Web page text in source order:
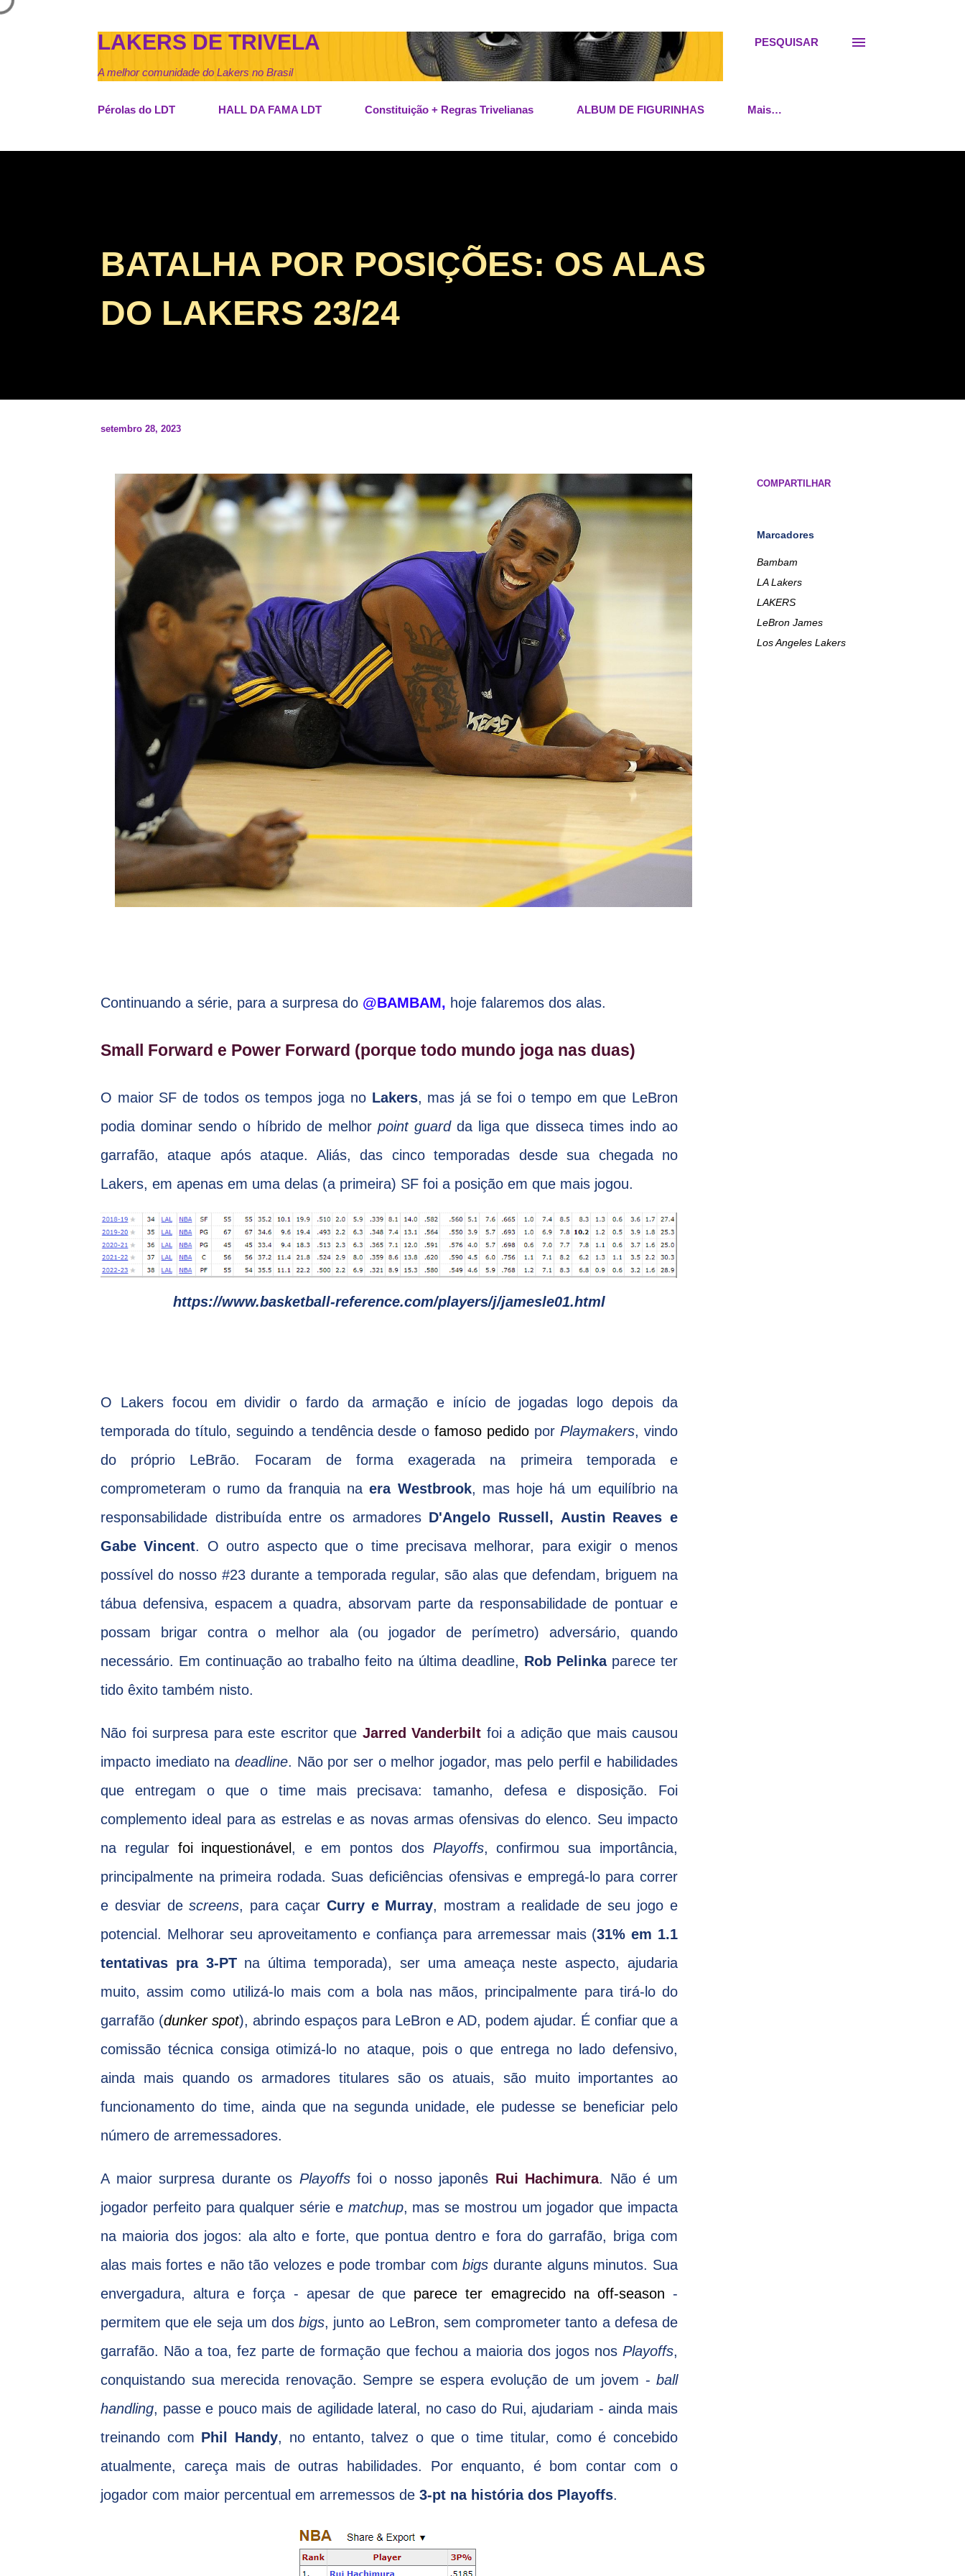
LAKERS DE TRIVELA
A melhor comunidade do Lakers no Brasil
PESQUISAR
Pérolas do LDT HALL DA FAMA LDT Constituição + Regras Trivelianas ALBUM DE FIGURINHAS Mais…
BATALHA POR POSIÇÕES: OS ALAS
DO LAKERS 23/24
setembro 28, 2023
Continuando a série, para a surpresa do @BAMBAM, hoje falaremos dos alas.
Small Forward e Power Forward (porque todo mundo joga nas duas)
O maior SF de todos os tempos joga no Lakers, mas já se foi o tempo em que LeBron
podia dominar sendo o híbrido de melhor point guardda liga que disseca times indo ao
garrafão, ataque após ataque. Aliás, das cinco temporadas desde sua chegada no
Lakers, em apenas em uma delas (a primeira) SF foi a posição em que mais jogou.
https://www.basketball-reference.com/players/j/jamesle01.html
O Lakers focou em dividir o fardo da armação e início de jogadas logo depois da
temporada do título, seguindo a tendência desde ofamoso pedido por Playmakers, vindo
do próprio LeBrão. Focaram de forma exagerada na primeira temporada e
comprometeram o rumo da franquia naera Westbrook, mas hoje há um equilíbrio na
responsabilidade distribuída entre os armadores D'Angelo Russell, Austin Reaves e
Gabe Vincent. O outro aspecto que o time precisava melhorar, para exigir o menos
possível do nosso #23 durante a temporada regular, são alas que defendam, briguem na
tábua defensiva, espacem a quadra, absorvam parte da responsabilidade de pontuar e
possam brigar contra o melhor ala (ou jogador de perímetro) adversário, quando
necessário. Em continuação ao trabalho feito na última deadline, Rob Pelinkaparece ter
tido êxito também nisto.
Não foi surpresa para este escritor que Jarred Vanderbilt foi a adição que mais causou
impacto imediato na deadline. Não por ser o melhor jogador, mas pelo perfil e habilidades
que entregam o que o time mais precisava: tamanho, defesa e disposição. Foi
complemento ideal para as estrelas e as novas armas ofensivas do elenco. Seu impacto
na regular foi inquestionável , e em pontos dos Playoffs, confirmou sua importância,
principalmente na primeira rodada. Suas deficiências ofensivas e empregá-lo para correr
e desviar descreens, para caçar Curry e Murray, mostram a realidade de seu jogo e
potencial. Melhorar seu aproveitamento e confiança para arremessar mais (31% em 1.1
tentativas pra 3-PTna última temporada), ser uma ameaça neste aspecto, ajudaria
muito, assim como utilizá-lo mais com a bola nas mãos, principalmente para tirá-lo do
garrafão (dunker spot), abrindo espaços para LeBron e AD, podem ajudar. É confiar que a
comissão técnica consiga otimizá-lo no ataque, pois o que entrega no lado defensivo,
ainda mais quando os armadores titulares são os atuais, são muito importantes ao
funcionamento do time, ainda que na segunda unidade, ele pudesse se beneficiar pelo
número de arremessadores.
A maior surpresa durante os Playoffsfoi o nosso japonês Rui Hachimura. Não é um
jogador perfeito para qualquer série e matchup, mas se mostrou um jogador que impacta
na maioria dos jogos: ala alto e forte, que pontua dentro e fora do garrafão, briga com
alas mais fortes e não tão velozes e pode trombar combigs durante alguns minutos. Sua
envergadura, altura e força - apesar de que parece ter emagrecido na off-season -
permitem que ele seja um dosbigs, junto ao LeBron, sem comprometer tanto a defesa de
garrafão. Não a toa, fez parte de formação que fechou a maioria dos jogos nos Playoffs,
conquistando sua merecida renovação. Sempre se espera evolução de um jovem - ball
handling, passe e pouco mais de agilidade lateral, no caso do Rui, ajudariam - ainda mais
treinando com Phil Handy, no entanto, talvez o que o time titular, como é concebido
atualmente, careça mais de outras habilidades. Por enquanto, é bom contar com o
jogador com maior percentual em arremessos de 3-pt na história dos Playoffs.
COMPARTILHAR
Marcadores
Bambam
LA Lakers
LAKERS
LeBron James
Los Angeles Lakers